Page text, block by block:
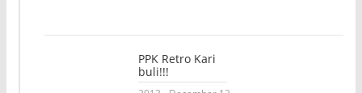
PPK Retro Kari
buli!!!